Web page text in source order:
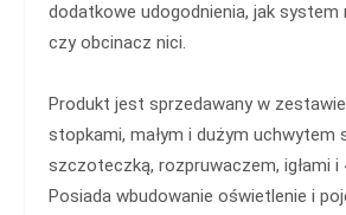
dodatkowe udogodnienia, jak system
czy obcinacz nici.
Produkt jest sprzedawany w
stopkami, małym i dużym uchwytem
szczoteczką, rozpruwaczem, igłami i
Posiada wbudowanie oświetlenie i